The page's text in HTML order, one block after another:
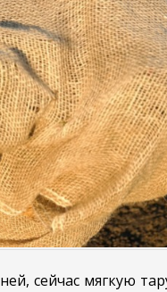
сейчас мягкую